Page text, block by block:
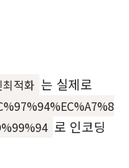
적화 는 실제로
로 인코딩